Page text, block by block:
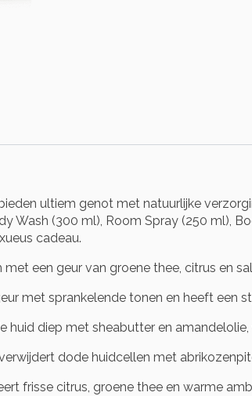
ultiem genot met natuurlijke
Wash (300 ml), Room Spray (250 ml),
cadeau.
een geur van groene thee, citrus en
met sprankelende tonen en heeft een
huid diep met sheabutter en
dode huidcellen met
frisse citrus, groene thee en warme